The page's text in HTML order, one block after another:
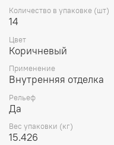
Количество в упаковке (шт)
14
Цвет
Коричневый
Применение
Внутренняя отделка
Рельеф
Да
Вес упаковки (кг)
15.426